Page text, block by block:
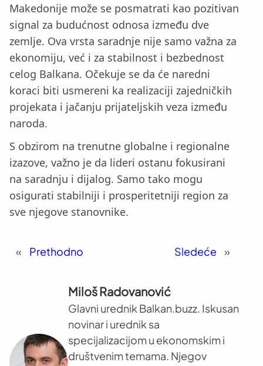
Makedonije može se posmatrati kao pozitivan
signal za budućnost odnosa između dve
zemlje. Ova vrsta saradnje nije samo važna za
ekonomiju, već i za stabilnost i bezbednost
celog Balkana. Očekuje se da će naredni
koraci biti usmereni ka realizaciji zajedničkih
projekata i jačanju prijateljskih veza između
naroda.
S obzirom na trenutne globalne i regionalne
izazove, važno je da lideri ostanu fokusirani
na saradnju i dijalog. Samo tako mogu
osigurati stabilniji i prosperitetniji region za
sve njegove stanovnike.
« Prethodno Sledeće »
Miloš Radovanović
Glavni urednik Balkan.buzz. Iskusan
novinar i urednik sa
specijalizacijom u ekonomskim i
društvenim temama. Njegov